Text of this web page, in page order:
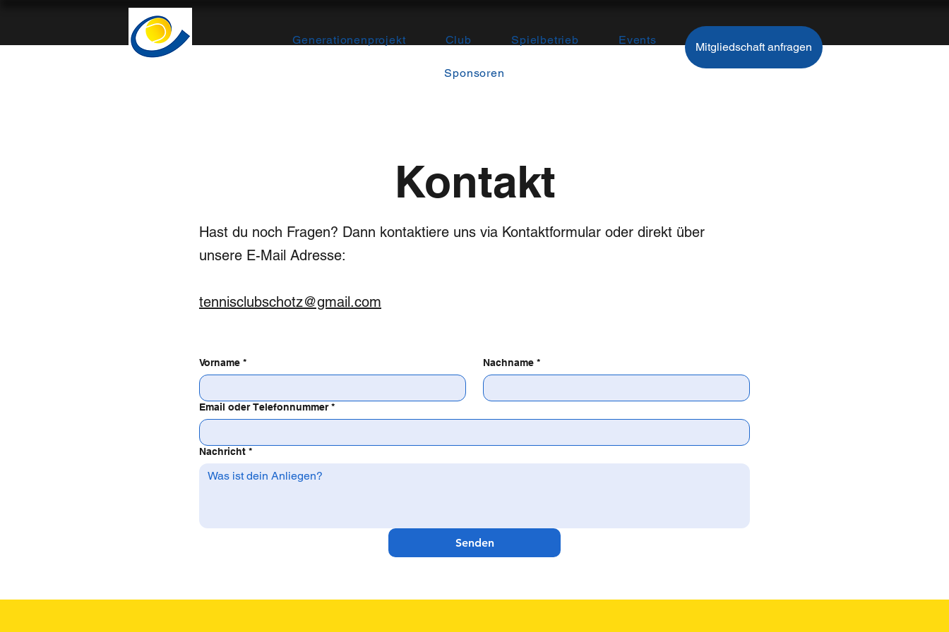
Generationenprojekt Club Spielbetrieb Events
Sponsoren
Mitgliedschaft anfragen
Kontakt
Hast du noch Fragen? Dann kontaktiere uns via Kontaktformular oder direkt über
unsere E-Mail Adresse:
tennisclubschotz@gmail.com
Vorname * Nachname *
Email oder Telefonnummer *
Nachricht *
Senden